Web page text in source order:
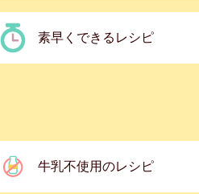
素早くできるレシピ
牛乳不使用のレシピ